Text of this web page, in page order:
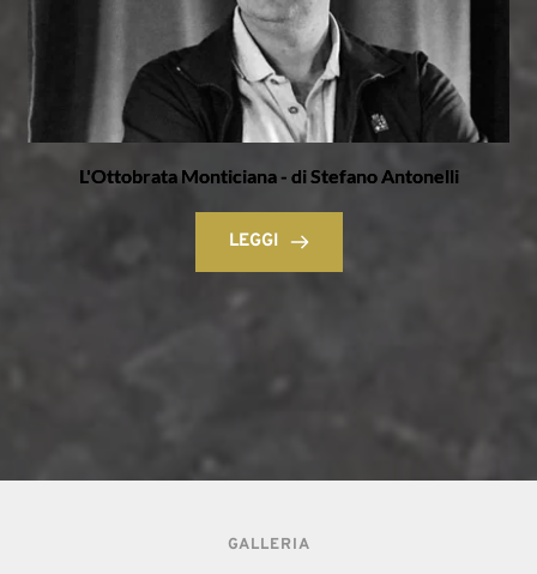
L'Ottobrata Monticiana - di Stefano Antonelli
LEGGI
GALLERIA